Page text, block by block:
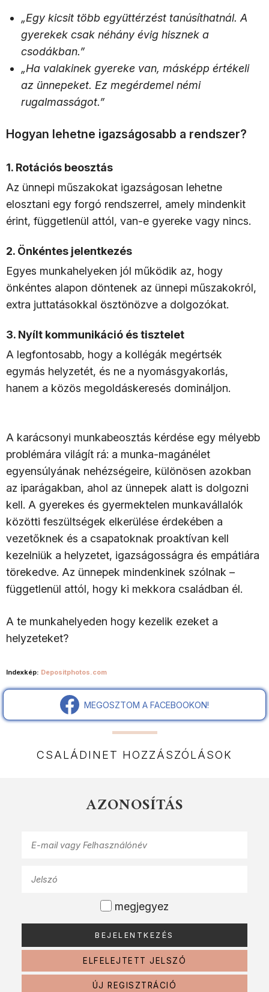
„Egy kicsit több együttérzést tanúsíthatnál. A
gyerekek csak néhány évig hisznek a
csodákban.”
„Ha valakinek gyereke van, másképp értékeli
az ünnepeket. Ez megérdemel némi
rugalmasságot.”
Hogyan lehetne igazságosabb a rendszer?
1. Rotációs beosztás
Az ünnepi műszakokat igazságosan lehetne
elosztani egy forgó rendszerrel, amely mindenkit
érint, függetlenül attól, van-e gyereke vagy nincs.
2. Önkéntes jelentkezés
Egyes munkahelyeken jól működik az, hogy
önkéntes alapon döntenek az ünnepi műszakokról,
extra juttatásokkal ösztönözve a dolgozókat.
3. Nyílt kommunikáció és tisztelet
A legfontosabb, hogy a kollégák megértsék
egymás helyzetét, és ne a nyomásgyakorlás,
hanem a közös megoldáskeresés domináljon.
A karácsonyi munkabeosztás kérdése egy mélyebb
problémára világít rá: a munka-magánélet
egyensúlyának nehézségeire, különösen azokban
az iparágakban, ahol az ünnepek alatt is dolgozni
kell. A gyerekes és gyermektelen munkavállalók
közötti feszültségek elkerülése érdekében a
vezetőknek és a csapatoknak proaktívan kell
kezelniük a helyzetet, igazságosságra és empátiára
törekedve. Az ünnepek mindenkinek szólnak –
függetlenül attól, hogy ki mekkora családban él.
A te munkahelyeden hogy kezelik ezeket a
helyzeteket?
Indexkép: Depositphotos.com
MEGOSZTOM A FACEBOOKON!
CSALÁDINET HOZZÁSZÓLÁSOK
AZONOSÍTÁS
megjegyez
ELFELEJTETT JELSZÓ
ÚJ REGISZTRÁCIÓ